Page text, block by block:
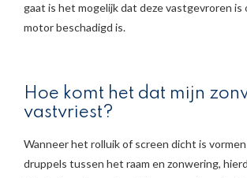
gaat is het mogelijk dat deze vastgevroren
motor beschadigd is.
Hoe komt het dat mijn
vastvriest?
Wanneer het rolluik of screen dicht is
druppels tussen het raam en zonwering,